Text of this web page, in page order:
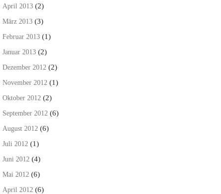
April 2013 (2)
März 2013 (3)
Februar 2013 (1)
Januar 2013 (2)
Dezember 2012 (2)
November 2012 (1)
Oktober 2012 (2)
September 2012 (6)
August 2012 (6)
Juli 2012 (1)
Juni 2012 (4)
Mai 2012 (6)
April 2012 (6)